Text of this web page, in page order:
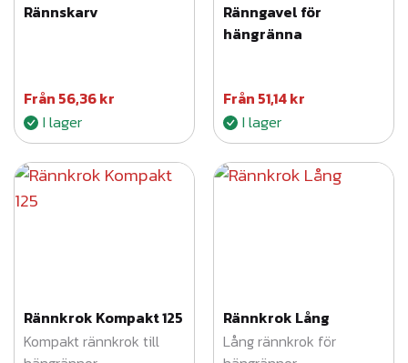
Rännskarv
Från 56,36kr
I lager
Ränngavel för
hängränna
Från 51,14kr
I lager
Rännkrok Kompakt 125
Kompakt rännkrok till
Rännkrok Lång
Lång rännkrok för